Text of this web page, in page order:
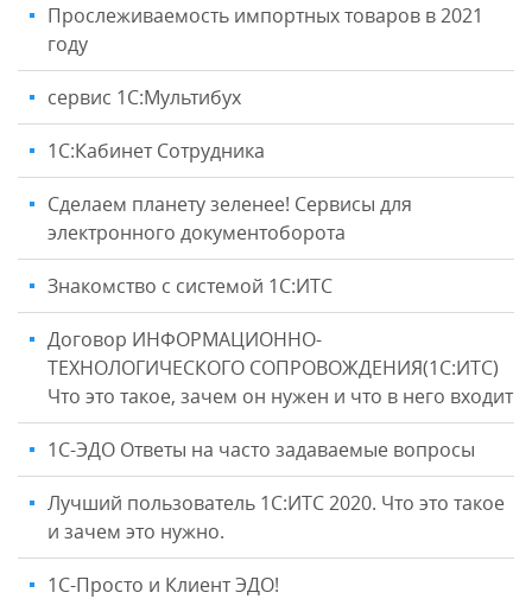
Прослеживаемость импортных товаров в 2021
году
сервис 1С:Мультибух
1С:Кабинет Сотрудника
Сделаем планету зеленее! Сервисы для
электронного документоборота
Знакомство с системой 1С:ИТС
Договор ИНФОРМАЦИОННО-
ТЕХНОЛОГИЧЕСКОГО СОПРОВОЖДЕНИЯ(1С:ИТС)
Что это такое, зачем он нужен и что в него входит
1С-ЭДО Ответы на часто задаваемые вопросы
Лучший пользователь 1С:ИТС 2020. Что это такое
и зачем это нужно.
1С-Просто и Клиент ЭДО!